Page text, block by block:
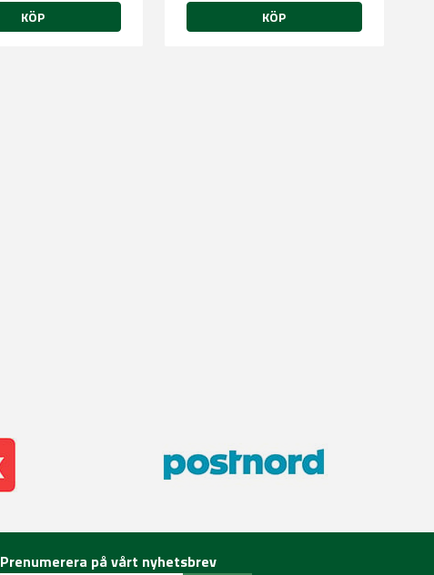
KÖP KÖP
Prenumerera på vårt nyhetsbrev